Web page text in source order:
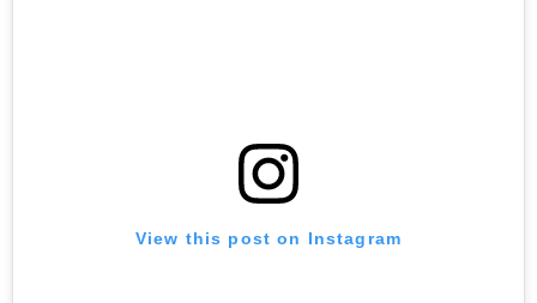
View this post on Instagram